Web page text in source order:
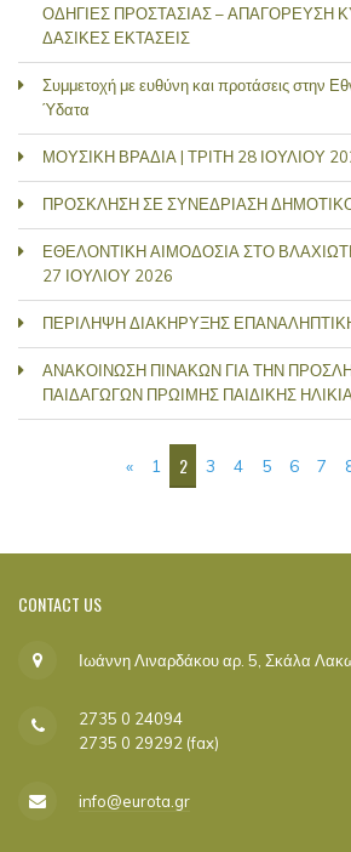
ΟΔΗΓΙΕΣ ΠΡΟΣΤΑΣΙΑΣ – ΑΠΑΓΟΡΕΥΣΗ
ΔΑΣΙΚΕΣ ΕΚΤΑΣΕΙΣ
Συμμετοχή με ευθύνη και προτάσεις στην
Ύδατα
ΜΟΥΣΙΚΗ ΒΡΑΔΙΑ | ΤΡΙΤΗ 28 ΙΟΥΛΙΟΥ
ΠΡΟΣΚΛΗΣΗ ΣΕ ΣΥΝΕΔΡΙΑΣΗ
ΕΘΕΛΟΝΤΙΚΗ ΑΙΜΟΔΟΣΙΑ ΣΤΟ
27 ΙΟΥΛΙΟΥ 2026
ΠΕΡΙΛΗΨΗ ΔΙΑΚΗΡΥΞΗΣ
ΑΝΑΚΟΙΝΩΣΗ ΠΙΝΑΚΩΝ ΓΙΑ ΤΗΝ
ΠΑΙΔΑΓΩΓΩΝ ΠΡΩΙΜΗΣ ΠΑΙΔΙΚΗΣ
« 1 2 3 4 5 6 7
CONTACT US
Ιωάννη Λιναρδάκου αρ. 5, Σκάλα
2735 0 24094
2735 0 29292 (fax)
info@eurota.gr